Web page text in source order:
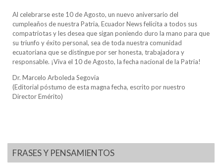
Al celebrarse este 10 de Agosto, un nuevo aniversario del
cumpleaños de nuestra Patria, Ecuador News felicita a todos sus
compatriotas y les desea que sigan poniendo duro la mano para que
su triunfo y éxito personal, sea de toda nuestra comunidad
ecuatoriana que se distingue por ser honesta, trabajadora y
responsable. ¡Viva el 10 de Agosto, la fecha nacional de la Patria!
Dr. Marcelo Arboleda Segovia
(Editorial póstumo de esta magna fecha, escrito por nuestro
Director Emérito)
FRASES Y PENSAMIENTOS